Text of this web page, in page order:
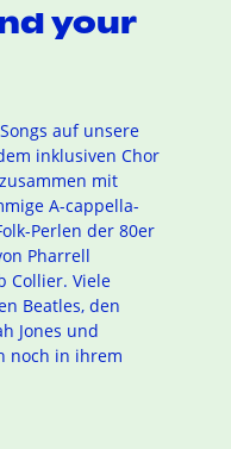
your
auf unsere
inklusiven Chor
mit
A-cappella-
Perlen der 80er
Pharrell
Collier. Viele
Beatles, den
Jones und
noch in ihrem